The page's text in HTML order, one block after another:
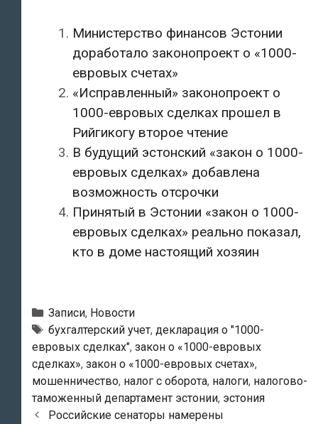
Министерство финансов Эстонии
доработало законопроект о «1000-
евровых счетах»
«Исправленный» законопроект о
1000-евровых сделках прошел в
Рийгикогу второе чтение
В будущий эстонский «закон о 1000-
евровых сделках» добавлена
возможность отсрочки
Принятый в Эстонии «закон о 1000-
евровых сделках» реально показал,
кто в доме настоящий хозяин
Рубрики
Записи, Новости
Метки
бухгалтерский учет, декларация о "1000-
евровых сделках", закон о «1000-евровых
сделках», закон о «1000-евровых счетах»,
мошенничество, налог с оборота, налоги, налогово-
таможенный департамент эстонии, эстония
Навигация
Российские сенаторы намерены